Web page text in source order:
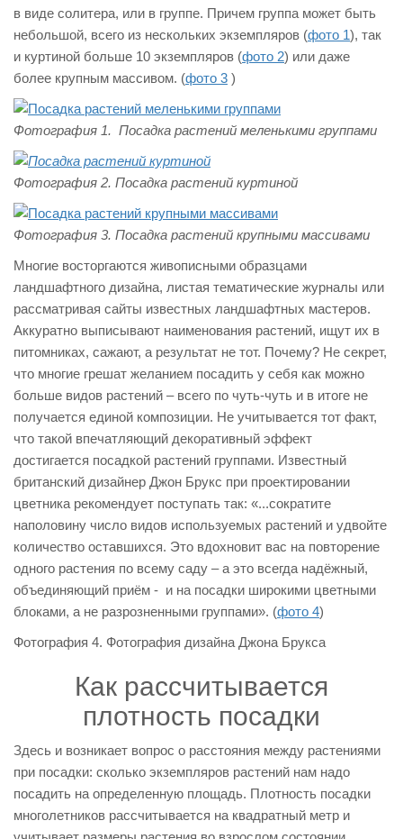
в виде солитера, или в группе. Причем группа может быть
небольшой, всего из нескольких экземпляров (фото 1), так
и куртиной больше 10 экземпляров (фото 2) или даже
более крупным массивом. (фото 3 )
Фотография 1. Посадка растений меленькими группами
Фотография 2. Посадка растений куртиной
Фотография 3. Посадка растений крупными массивами
Многие восторгаются живописными образцами
ландшафтного дизайна, листая тематические журналы или
рассматривая сайты известных ландшафтных мастеров.
Аккуратно выписывают наименования растений, ищут их в
питомниках, сажают, а результат не тот. Почему? Не секрет,
что многие грешат желанием посадить у себя как можно
больше видов растений – всего по чуть-чуть и в итоге не
получается единой композиции. Не учитывается тот факт,
что такой впечатляющий декоративный эффект
достигается посадкой растений группами. Известный
британский дизайнер Джон Брукс при проектировании
цветника рекомендует поступать так: «...сократите
наполовину число видов используемых растений и удвойте
количество оставшихся. Это вдохновит вас на повторение
одного растения по всему саду – а это всегда надёжный,
объединяющий приём - и на посадки широкими цветными
блоками, а не разрозненными группами». (фото 4)
Фотография 4. Фотография дизайна Джона Брукса
Как расcчитывается
плотность посадки
Здесь и возникает вопрос о расстояния между растениями
при посадки: сколько экземпляров растений нам надо
посадить на определенную площадь. Плотность посадки
многолетников расcчитывается на квадратный метр и